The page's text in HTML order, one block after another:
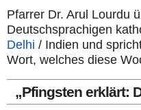
Pfarrer Dr. Arul Lourdu
Deutschsprachigen
Delhi / Indien und
Wort, welches diese
„​Pfingsten erklärt: